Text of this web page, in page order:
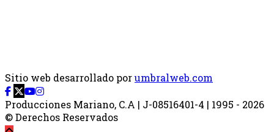
Sitio web desarrollado porumbralweb.com
Producciones Mariano, C.A | J-08516401-4 | 1995 - 2026
© Derechos Reservados